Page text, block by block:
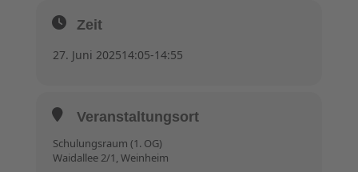
Zeit
27. Juni 202514:05-14:55
Veranstaltungsort
Schulungsraum (1. OG)
Waidallee 2/1, Weinheim